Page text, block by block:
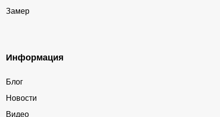
Замер
Информация
Блог
Новости
Видео